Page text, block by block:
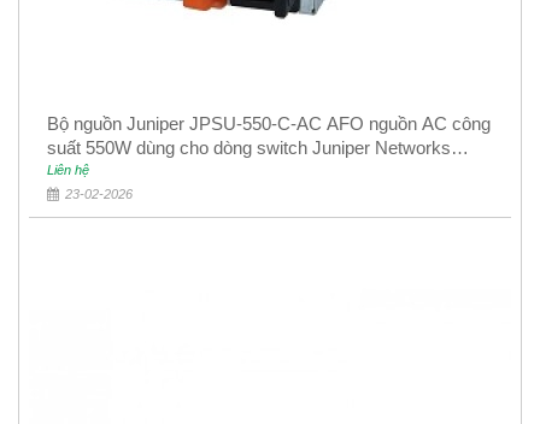
Bộ nguồn Juniper JPSU-550-C-AC AFO nguồn AC công
suất 550W dùng cho dòng switch Juniper Networks
EX4400
Liên hệ
23-02-2026